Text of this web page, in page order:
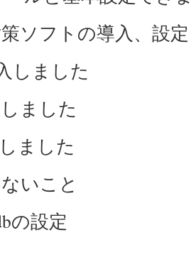
ソフトの導入、設定
しました
ました
ました
いこと
の設定